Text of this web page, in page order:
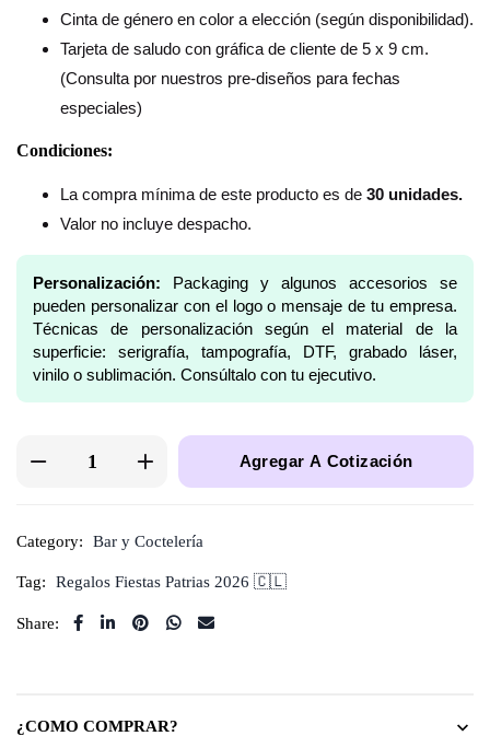
Cinta de género en color a elección (según disponibilidad).
Tarjeta de saludo con gráfica de cliente de 5 x 9 cm.
(Consulta por nuestros pre-diseños para fechas
especiales)
Condiciones:
La compra mínima de este producto es de 30 unidades.
Valor no incluye despacho.
Personalización: Packaging y algunos accesorios se
pueden personalizar con el logo o mensaje de tu empresa.
Técnicas de personalización según el material de la
superficie: serigrafía, tampografía, DTF, grabado láser,
vinilo o sublimación. Consúltalo con tu ejecutivo.
Agregar A Cotización
Category: Bar y Coctelería
Tag: Regalos Fiestas Patrias 2026 🇨🇱
Share:
¿COMO COMPRAR?